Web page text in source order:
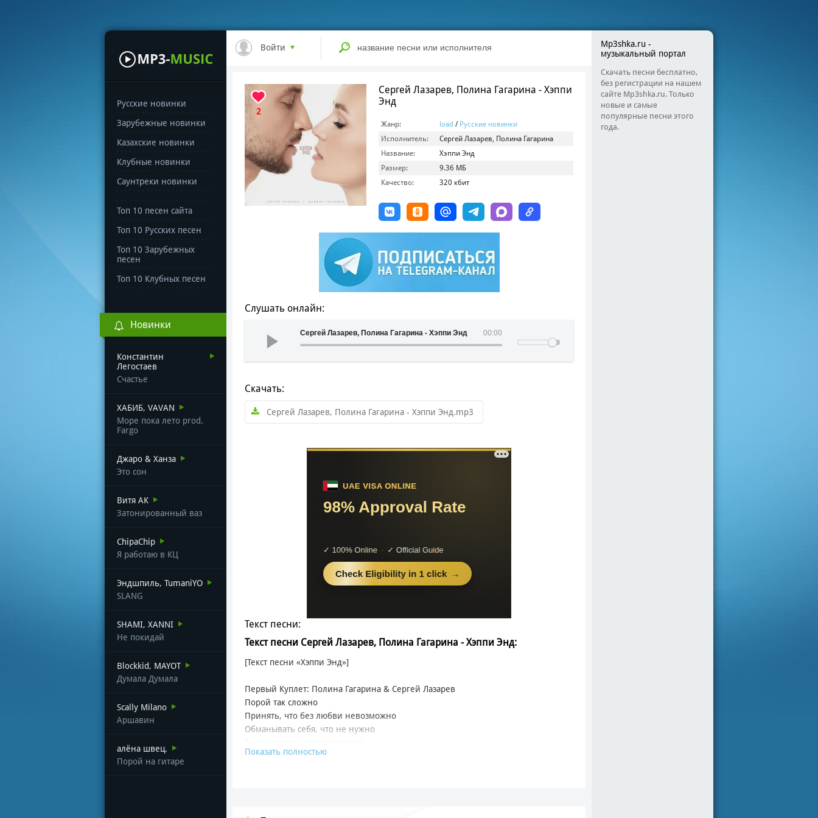
Русские новинки
Зарубежные новинки
Казахские новинки
Клубные новинки
Саунтреки новинки
Топ 10 песен сайта
Топ 10 Русских песен
Топ 10 Зарубежных
песен
Топ 10 Клубных песен
Новинки
Константин
Легостаев
Счастье
ХАБИБ, VAVAN
Море пока лето prod.
Fargo
Джаро & Ханза
Это сон
Витя АК
Затонированный ваз
ChipaChip
Я работаю в КЦ
Эндшпиль, TumaniYO
SLANG
SHAMI, XANNI
Не покидай
Blockkid, MAYOT
Думала Думала
Scally Milano
Аршавин
алёна швец.
Порой на гитаре
Войти
2
Сергей Лазарев, Полина Гагарина - Хэппи
Энд
Жанр: load / Русские новинки
Исполнитель:
Сергей Лазарев, Полина Гагарина
Название:
Хэппи Энд
Размер:
9.36 МБ
Качество:
320 кбит
Слушать онлайн:
00:00
Сергей Лазарев, Полина Гагарина - Хэппи Энд
Скачать:
Сергей Лазарев, Полина Гагарина - Хэппи Энд.mp3
Текст песни:
Текст песни Сергей Лазарев, Полина Гагарина - Хэппи Энд:
[Текст песни «Хэппи Энд»]
Первый Куплет: Полина Гагарина & Сергей Лазарев
Порой так сложно
Принять, что без любви невозможно
Обманывать себя, что не нужно
Проходит время
Показать полностью
Mp3shka.ru -
музыкальный портал
Скачать песни бесплатно,
без регистрации на нашем
сайте Mp3shka.ru. Только
новые и самые
популярные песни этого
года.